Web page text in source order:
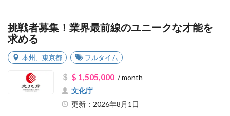
挑戦者募集！業界最前線のユニークな才能を
求める
本州 東京都 フルタイム
$ 1,505,000/ month
文化庁
更新：2026年8月1日